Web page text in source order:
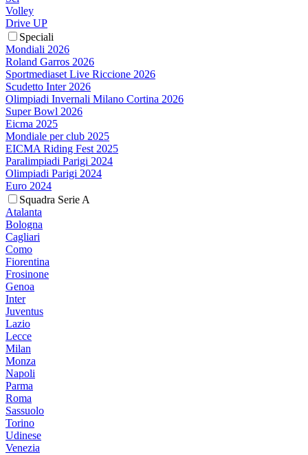
Volley
Drive UP
Speciali
Mondiali 2026
Roland Garros 2026
Sportmediaset Live Riccione 2026
Scudetto Inter 2026
Olimpiadi Invernali Milano Cortina 2026
Super Bowl 2026
Eicma 2025
Mondiale per club 2025
EICMA Riding Fest 2025
Paralimpiadi Parigi 2024
Olimpiadi Parigi 2024
Euro 2024
Squadra Serie A
Atalanta
Bologna
Cagliari
Como
Fiorentina
Frosinone
Genoa
Inter
Juventus
Lazio
Lecce
Milan
Monza
Napoli
Parma
Roma
Sassuolo
Torino
Udinese
Venezia